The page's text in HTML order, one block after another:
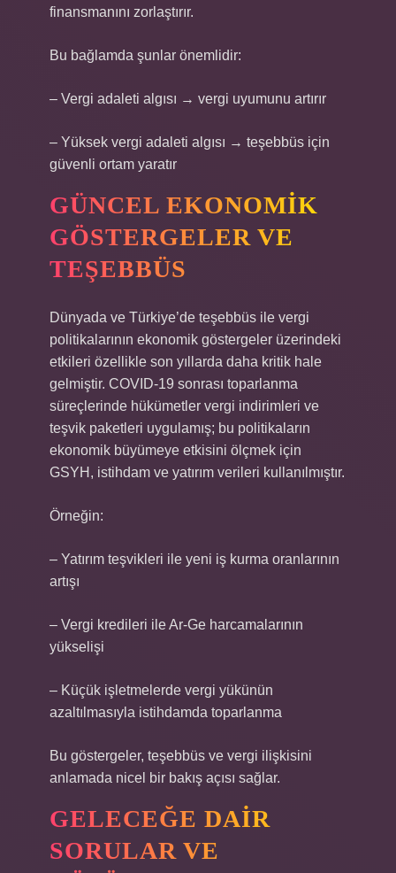
finansmanını zorlaştırır.
Bu bağlamda şunlar önemlidir:
– Vergi adaleti algısı → vergi uyumunu artırır
– Yüksek vergi adaleti algısı → teşebbüs için
güvenli ortam yaratır
GÜNCEL EKONOMIK
GÖSTERGELER VE
TEŞEBBÜS
Dünyada ve Türkiye’de teşebbüs ile vergi
politikalarının ekonomik göstergeler üzerindeki
etkileri özellikle son yıllarda daha kritik hale
gelmiştir. COVID‑19 sonrası toparlanma
süreçlerinde hükümetler vergi indirimleri ve
teşvik paketleri uygulamış; bu politikaların
ekonomik büyümeye etkisini ölçmek için
GSYH, istihdam ve yatırım verileri kullanılmıştır.
Örneğin:
– Yatırım teşvikleri ile yeni iş kurma oranlarının
artışı
– Vergi kredileri ile Ar‑Ge harcamalarının
yükselişi
– Küçük işletmelerde vergi yükünün
azaltılmasıyla istihdamda toparlanma
Bu göstergeler, teşebbüs ve vergi ilişkisini
anlamada nicel bir bakış açısı sağlar.
GELECEĞE DAIR
SORULAR VE